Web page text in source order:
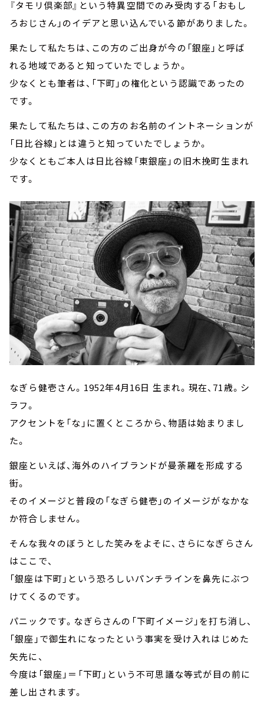
『タモリ倶楽部』という特異空間でのみ受肉する「おもし
ろおじさん」のイデアと思い込んでいる節がありました。
果たして私たちは、この方のご出身が今の「銀座」と呼ば
れる地域であると知っていたでしょうか。
少なくとも筆者は、「下町」の権化という認識であったの
です。
果たして私たちは、この方のお名前のイントネーションが
「日比谷線」とは違うと知っていたでしょうか。
少なくともご本人は日比谷線「東銀座」の旧木挽町生まれ
です。
なぎら健壱さん。 1952年4月16日 生まれ。現在、 71歳。シ
ラフ。
アクセントを「な」に置くところから、物語は始まりまし
た。
銀座といえば、海外のハイブランドが曼荼羅を形成する
街。
そのイメージと普段の「なぎら健壱」のイメージがなかな
か符合しません。
そんな我々のぼうとした笑みをよそに、さらになぎらさん
はここで、
「銀座は下町」という恐ろしいパンチラインを鼻先にぶつ
けてくるのです。
パニックです。なぎらさんの「下町イメージ」を打ち消し、
「銀座」で御生れになったという事実を受け入れはじめた
矢先に、
今度は「銀座」＝「下町」という不可思議な等式が目の前に
差し出されます。